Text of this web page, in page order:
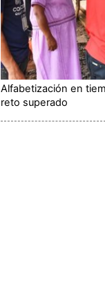
Alfabetización en
reto superado